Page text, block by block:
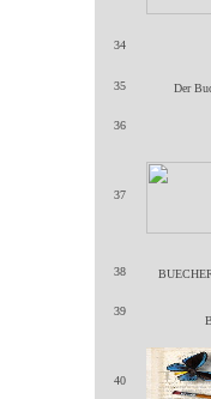
34
35
Der
36
37
38
39
40